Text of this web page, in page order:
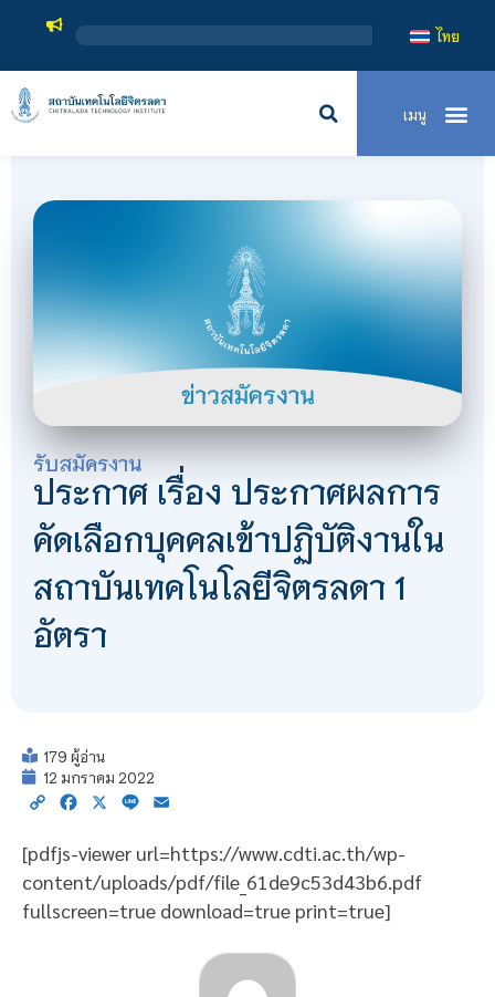
ไทย
รับสมัครงาน
ประกาศ เรื่อง ประกาศผลการ
คัดเลือกบุคคลเข้าปฏิบัติงานใน
สถาบันเทคโนโลยีจิตรลดา 1
อัตรา
179 ผู้อ่าน
12 มกราคม 2022
Copy Facebook
X Line
[pdfjs-viewer url=https://www.cdti.ac.th/wp-
content/uploads/pdf/file_61de9c53d43b6.pdf
fullscreen=true download=true print=true]